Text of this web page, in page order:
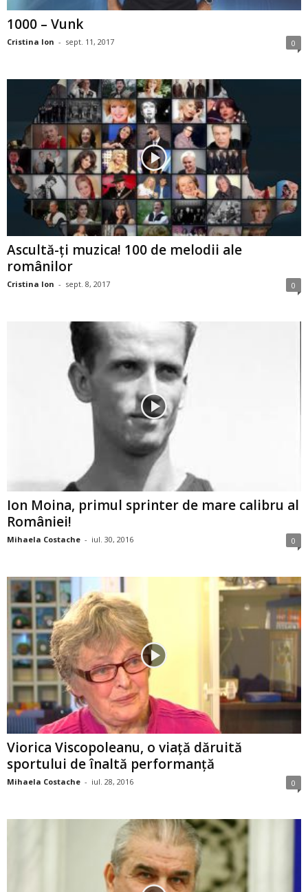
1000 – Vunk
Cristina Ion - sept. 11, 2017 0
Ascultă-ţi muzica! 100 de melodii ale
românilor
Cristina Ion - sept. 8, 2017 0
Ion Moina, primul sprinter de mare calibru al
României!
Mihaela Costache - iul. 30, 2016 0
Viorica Viscopoleanu, o viaţă dăruită
sportului de înaltă performanţă
Mihaela Costache - iul. 28, 2016 0